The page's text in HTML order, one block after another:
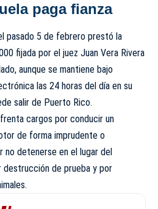
paga fianza
pasado 5 de febrero prestó la
fijada por el juez Juan Vera Rivera
aunque se mantiene bajo
las 24 horas del día en su
salir de Puerto Rico.
cargos por conducir un
de forma imprudente o
no detenerse en el lugar del
destrucción de prueba y por